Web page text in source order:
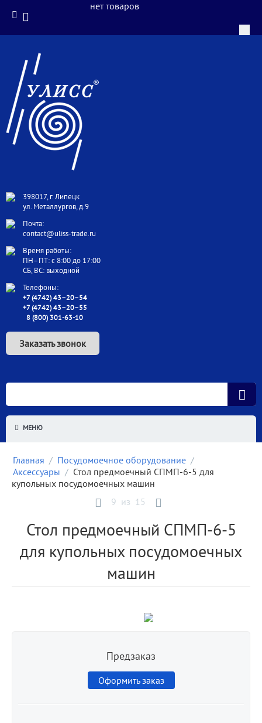
398017, г. Липецк
ул. Металлургов, д.9
Почта:
contact@uliss-trade.ru
Время работы:
ПН–ПТ: с 8:00 до 17:00
СБ, ВС: выходной
Телефоны:
+7 (4742) 43–20–54
+7 (4742) 43–20–55
8 (800) 301-63-10
Заказать звонок
нет товаров
МЕНЮ
Главная / Посудомоечное оборудование /
Аксессуары / Стол предмоечный СПМП-6-5 для
купольных посудомоечных машин
9 из 15
Стол предмоечный СПМП-6-5
для купольных посудомоечных
машин
Предзаказ
Оформить заказ